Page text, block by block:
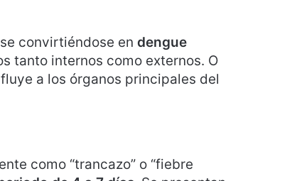
convirtiéndose en dengue
tanto internos como externos. O
a los órganos principales del
como “trancazo” o “fiebre